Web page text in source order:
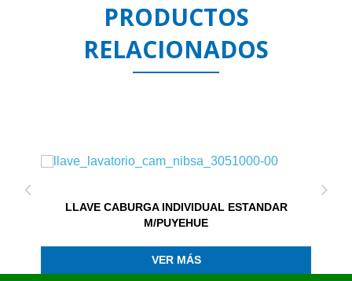
PRODUCTOS
RELACIONADOS
LLAVE CABURGA INDIVIDUAL ESTANDAR
M/PUYEHUE
VER MÁS